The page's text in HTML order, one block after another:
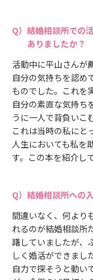
結婚相談所での
ありましたか？
活動中に平山さんが
自分の気持ちを認め
ものでした。これを
自分の素直な気持ち
うに一人で背負いこ
これは当時の私にと
人生においても私を
す。この本を紹介し
結婚相談所への
間違いなく、何より
れるのが結婚相談所
躇していましたが、
しく婚活ができまし
自力で探そうと動い